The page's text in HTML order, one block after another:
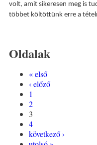
volt, amit sikeresen meg is
többet költöttünk erre a
Oldalak
« első
‹ előző
1
2
3
4
következő ›